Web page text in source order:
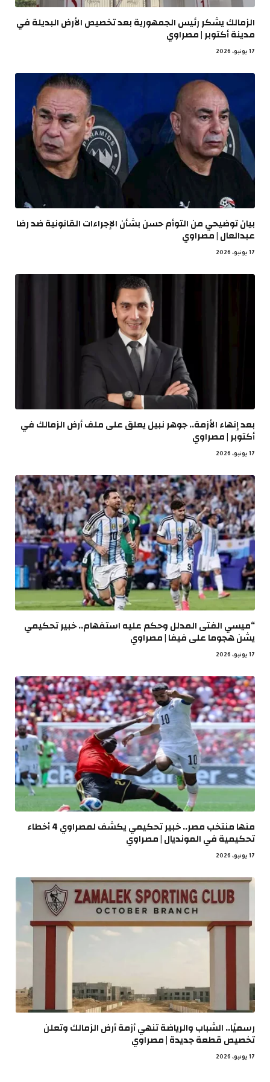
الزمالك يشكر رئيس الجمهورية بعد تخصيص الأرض البديلة في
مدينة أكتوبر | مصراوي
17 يونيو، 2026
بيان توضيحي من التوأم حسن بشأن الإجراءات القانونية ضد رضا
عبدالعال | مصراوي
17 يونيو، 2026
بعد إنهاء الأزمة.. جوهر نبيل يعلق على ملف أرض الزمالك في
أكتوبر | مصراوي
17 يونيو، 2026
“ميسي الفتى المدلل وحكم عليه استفهام.. خبير تحكيمي
يشن هجوما على فيفا | مصراوي
17 يونيو، 2026
منها منتخب مصر.. خبير تحكيمي يكشف لمصراوي 4 أخطاء
تحكيمية في المونديال | مصراوي
17 يونيو، 2026
رسميًا.. الشباب والرياضة تنهي أزمة أرض الزمالك وتعلن
تخصيص قطعة جديدة | مصراوي
17 يونيو، 2026